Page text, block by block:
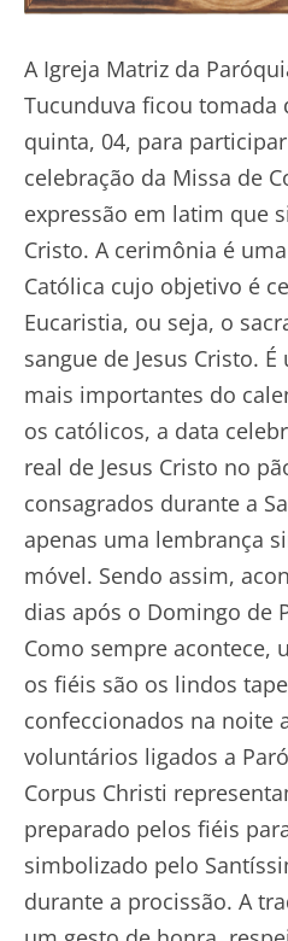
A Igreja Matriz da
Tucunduva ficou tomada
quinta, 04, para
celebração da Missa de
expressão em latim que
Cristo. A cerimônia é
Católica cujo objetivo é
Eucaristia, ou seja, o
sangue de Jesus Cristo.
mais importantes do
os católicos, a data
real de Jesus Cristo no
consagrados durante a
apenas uma lembrança
móvel. Sendo assim,
dias após o Domingo de
Como sempre acontece,
os fiéis são os lindos
confeccionados na noite
voluntários ligados a
Corpus Christi
preparado pelos fiéis
simbolizado pelo
durante a procissão. A